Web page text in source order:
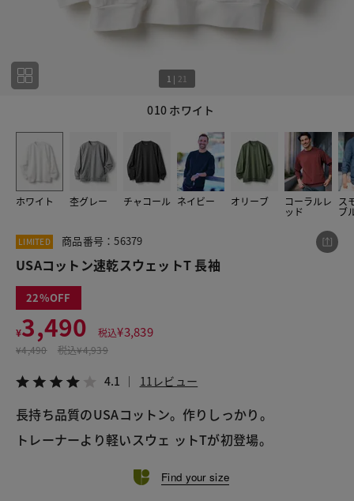
010 ホワイト
1 | 21
ホワイト 杢グレー チャコール ネイビー オリーブ コーラルレ
ッド
ス
ブ
LIMITED 商品番号：56379
USAコットン速乾スウェットT 長袖
22
¥3,490 税込¥3,839
¥4,490 税込¥4,939
4.1 11レビュー
長持ち品質のUSAコットン。作りしっかり。
トレーナーより軽いスウェ ットTが初登場。
Find your size
この商品をシェアする
USAコットン速乾スウェットT 長袖
¥3,490 税込¥3,839
LINE X